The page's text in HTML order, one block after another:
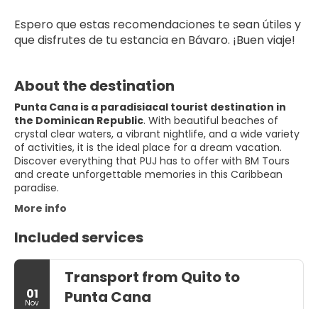
Espero que estas recomendaciones te sean útiles y
que disfrutes de tu estancia en Bávaro. ¡Buen viaje!
About the destination
Punta Cana is a paradisiacal tourist destination in
the Dominican Republic. With beautiful beaches of
crystal clear waters, a vibrant nightlife, and a wide variety
of activities, it is the ideal place for a dream vacation.
Discover everything that PUJ has to offer with BM Tours
and create unforgettable memories in this Caribbean
paradise.
More info
Included services
01
Nov
Transport from Quito to
Punta Cana